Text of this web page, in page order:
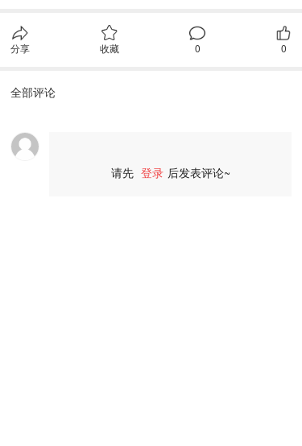
分享 收藏 0 0
全部评论
请先 登录 后发表评论~